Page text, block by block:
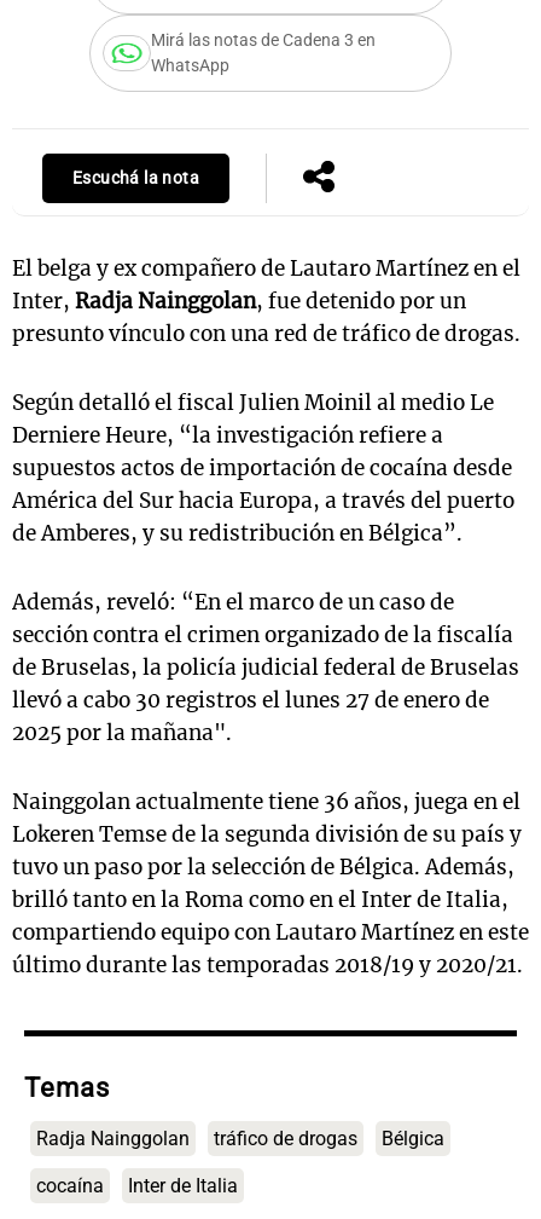
Mirá las notas de Cadena 3 en
WhatsApp
Escuchá la nota
El belga y ex compañero de Lautaro Martínez en el
Inter, RadjaNainggolan, fue detenido por un
presunto vínculo con una red de tráfico de drogas.
Según detalló el fiscal Julien Moinil al medio Le
Derniere Heure, “la investigación refiere a
supuestos actos de importación de cocaína desde
América del Sur hacia Europa, a través del puerto
de Amberes, y su redistribución en Bélgica”.
Además, reveló: “En el marco de un caso de
sección contra el crimen organizado de la fiscalía
de Bruselas, la policía judicial federal de Bruselas
llevó a cabo 30 registros el lunes 27 de enero de
2025 por la mañana".
Nainggolan actualmente tiene 36 años, juega en el
Lokeren Temse de la segunda división de su país y
tuvo un paso por la selección de Bélgica. Además,
brilló tanto en la Roma como en el Inter de Italia,
compartiendo equipo con Lautaro Martínez en este
último durante las temporadas 2018/19 y 2020/21.
Temas
Radja Nainggolan tráfico de drogas Bélgica
cocaína Inter de Italia
Mundial 2026
La Sole en
Cadena 3